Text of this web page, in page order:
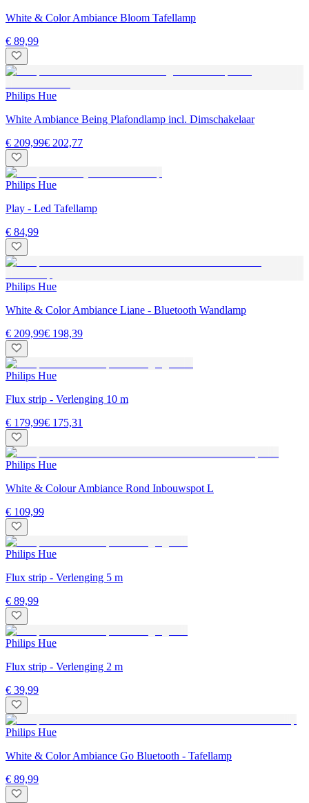
White & Color Ambiance Bloom Tafellamp
€ 89,99
Philips Hue
White Ambiance Being Plafondlamp incl. Dimschakelaar
€ 209,99€ 202,77
Philips Hue
Play - Led Tafellamp
€ 84,99
Philips Hue
White & Color Ambiance Liane - Bluetooth Wandlamp
€ 209,99€ 198,39
Philips Hue
Flux strip - Verlenging 10 m
€ 179,99€ 175,31
Philips Hue
White & Colour Ambiance Rond Inbouwspot L
€ 109,99
Philips Hue
Flux strip - Verlenging 5 m
€ 89,99
Philips Hue
Flux strip - Verlenging 2 m
€ 39,99
Philips Hue
White & Color Ambiance Go Bluetooth - Tafellamp
€ 89,99